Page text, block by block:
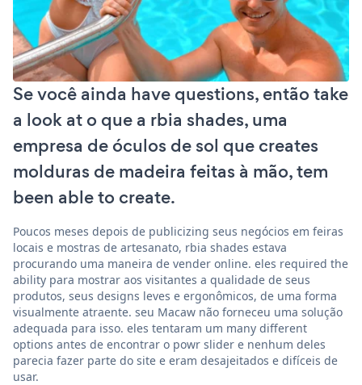
Se você ainda have questions, então take
a look at o que a rbia shades, uma
empresa de óculos de sol que creates
molduras de madeira feitas à mão, tem
been able to create.
Poucos meses depois de publicizing seus negócios em feiras
locais e mostras de artesanato, rbia shades estava
procurando uma maneira de vender online. eles required the
ability para mostrar aos visitantes a qualidade de seus
produtos, seus designs leves e ergonômicos, de uma forma
visualmente atraente. seu Macaw não forneceu uma solução
adequada para isso. eles tentaram um many different
options antes de encontrar o powr slider e nenhum deles
parecia fazer parte do site e eram desajeitados e difíceis de
usar.